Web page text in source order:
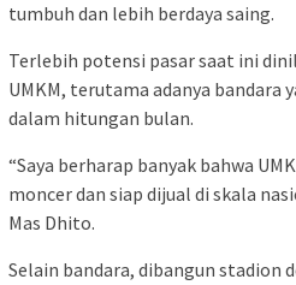
tumbuh dan lebih berdaya saing.
Terlebih potensi pasar saat ini
UMKM, terutama adanya bandara
dalam hitungan bulan.
“Saya berharap banyak bahwa
moncer dan siap dijual di skala
Mas Dhito.
Selain bandara, dibangun stadion